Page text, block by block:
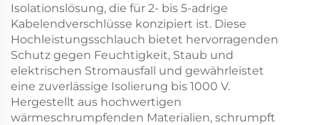
Isolationslösung, die für 2- bis 5-adrige
Kabelendverschlüsse konzipiert ist. Diese
Hochleistungsschlauch bietet hervorragenden
Schutz gegen Feuchtigkeit, Staub und
elektrischen Stromausfall und gewährleistet
eine zuverlässige Isolierung bis 1000 V.
Hergestellt aus hochwertigen
wärmeschrumpfenden Materialien, schrumpft